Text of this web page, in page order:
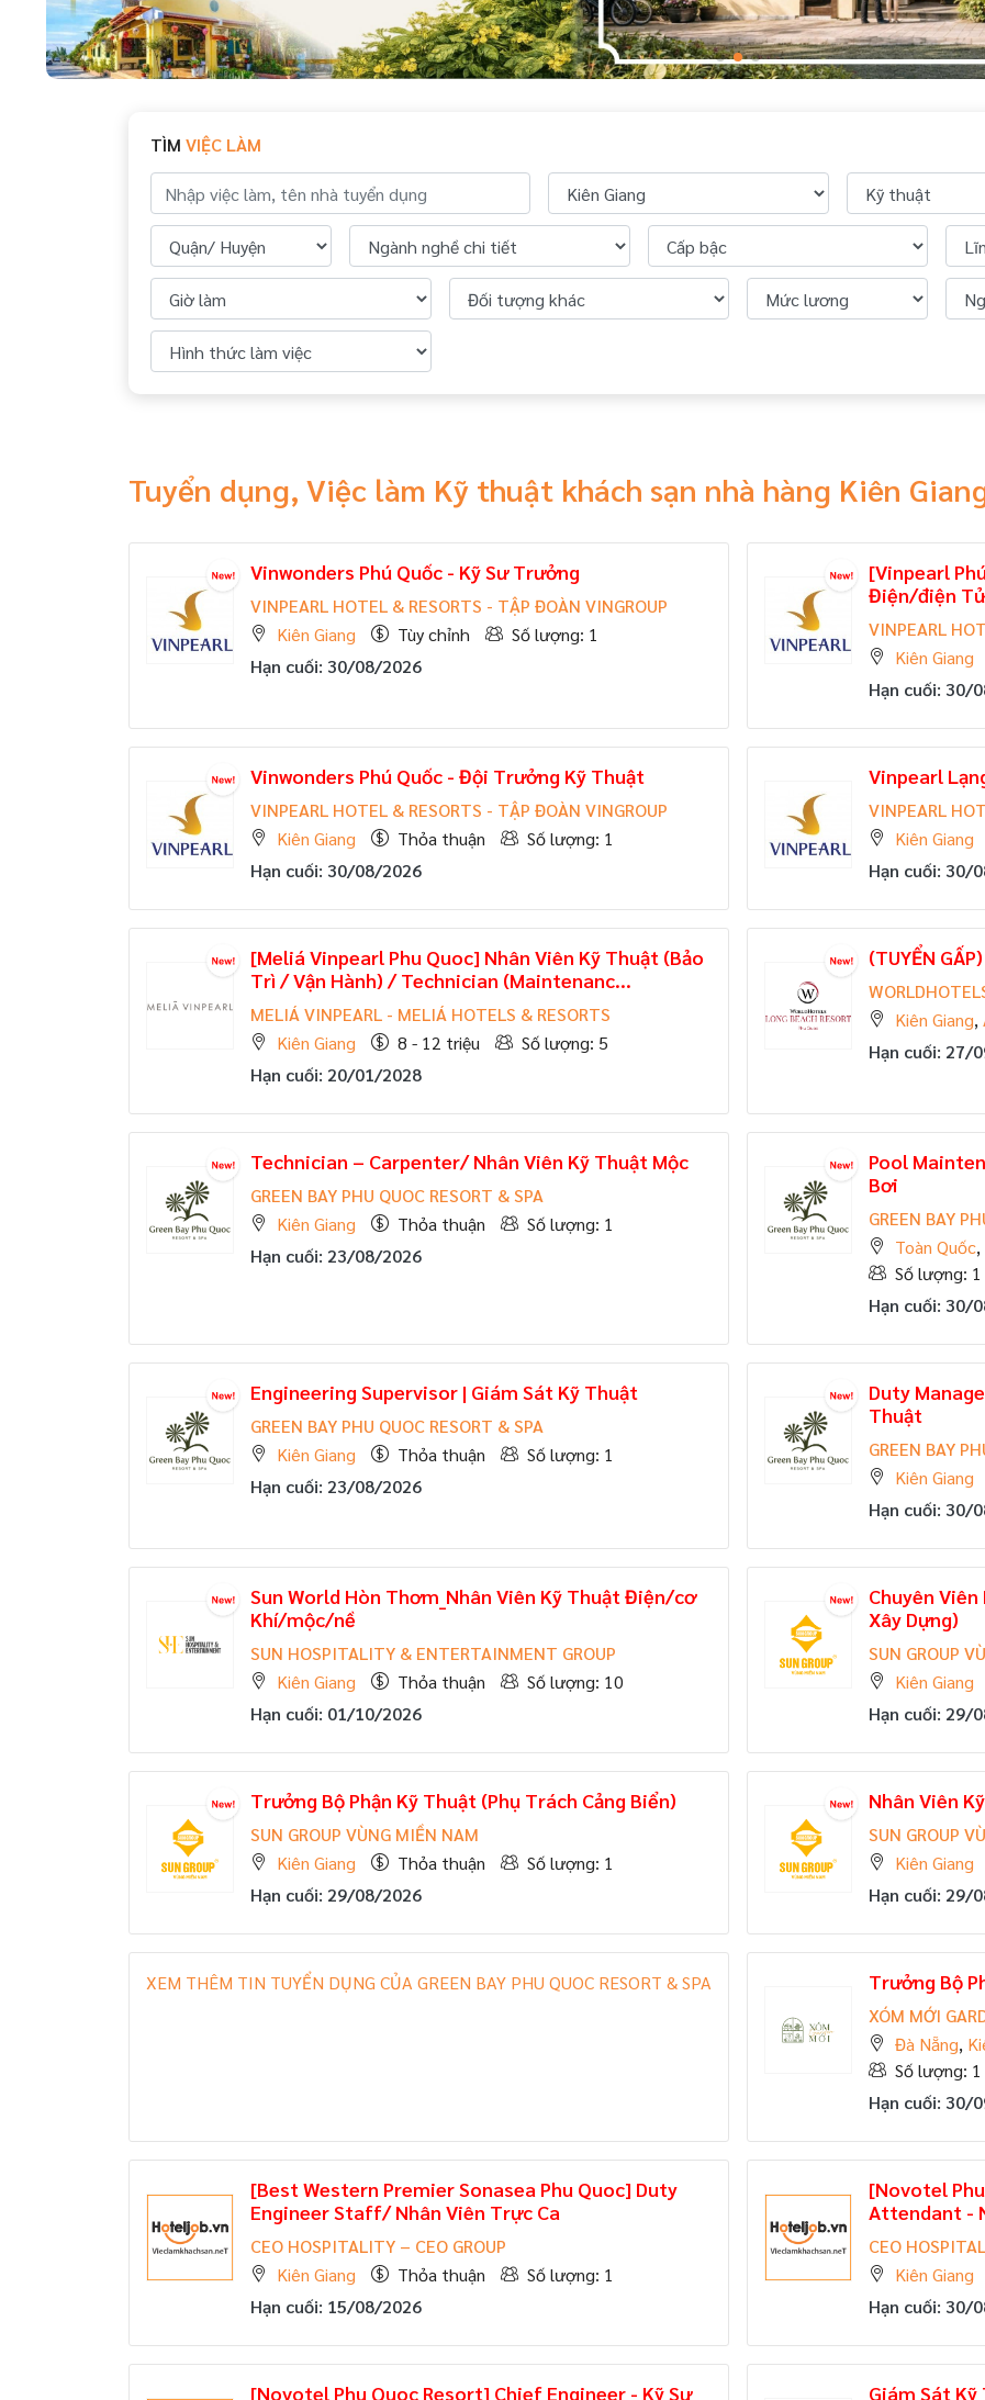
TÌM VIỆC LÀM
Tuyển dụng, Việc làm Kỹ thuật khách sạn nhà hàng Kiên
Vinwonders Phú Quốc - Kỹ Sư Trưởng
VINPEARL HOTEL & RESORTS - TẬP ĐOÀN VINGROUP
Kiên Giang
Tùy chỉnh
Số lượng: 1
Hạn cuối: 30/08/2026
[Vinpearl
Điện/điện
VINPEARL
Kiên Giang
Hạn cuối: 30/
Vinwonders Phú Quốc - Đội Trưởng Kỹ Thuật
VINPEARL HOTEL & RESORTS - TẬP ĐOÀN VINGROUP
Kiên Giang
Thỏa thuận
Số lượng: 1
Hạn cuối: 30/08/2026
Vinpearl
VINPEARL
Kiên Giang
Hạn cuối: 30/
[Meliá Vinpearl Phu Quoc] Nhân Viên Kỹ Thuật (Bảo
Trì / Vận Hành) / Technician (Maintenanc...
MELIÁ VINPEARL - MELIÁ HOTELS & RESORTS
Kiên Giang
8 - 12 triệu
Số lượng: 5
Hạn cuối: 20/01/2028
(TUYỂN GẤP)
Kiên Giang,
Hạn cuối: 27/
Technician – Carpenter/ Nhân Viên Kỹ Thuật Mộc
GREEN BAY PHU QUOC RESORT & SPA
Kiên Giang
Thỏa thuận
Số lượng: 1
Hạn cuối: 23/08/2026
Pool
Bơi
GREEN BAY
Toàn Quốc,
Số lượng: 1
Hạn cuối: 30/
Engineering Supervisor | Giám Sát Kỹ Thuật
GREEN BAY PHU QUOC RESORT & SPA
Kiên Giang
Thỏa thuận
Số lượng: 1
Hạn cuối: 23/08/2026
Duty
Thuật
GREEN BAY
Kiên Giang
Hạn cuối: 30/
Sun World Hòn Thơm_Nhân Viên Kỹ Thuật Điện/cơ
Khí/mộc/nề
SUN HOSPITALITY & ENTERTAINMENT GROUP
Kiên Giang
Thỏa thuận
Số lượng: 10
Hạn cuối: 01/10/2026
Chuyên
Xây Dựng)
SUN GROUP
Kiên Giang
Hạn cuối: 29/
Trưởng Bộ Phận Kỹ Thuật (Phụ Trách Cảng Biển)
SUN GROUP VÙNG MIỀN NAM
Kiên Giang
Thỏa thuận
Số lượng: 1
Hạn cuối: 29/08/2026
Nhân Viên
SUN GROUP
Kiên Giang
Hạn cuối: 29/
XEM THÊM TIN TUYỂN DỤNG CỦA GREEN BAY PHU QUOC RESORT & SPA Trưởng Bộ
XÓM MỚI
Đà Nẵng,
Số lượng: 1
Hạn cuối: 30/
[Best Western Premier Sonasea Phu Quoc] Duty
Engineer Staff/ Nhân Viên Trực Ca
CEO HOSPITALITY – CEO GROUP
Kiên Giang
Thỏa thuận
Số lượng: 1
Hạn cuối: 15/08/2026
[Novotel
Attendant -
CEO
Kiên Giang
Hạn cuối: 30/
[Novotel Phu Quoc Resort] Chief Engineer - Kỹ Sư
Giám Sát